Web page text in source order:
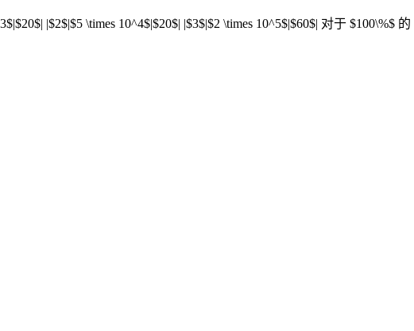
|$2$|$5 \times 10^4$|$20$| |$3$|$2 \times 10^5$|$60$| 对于 $100\%$ 的